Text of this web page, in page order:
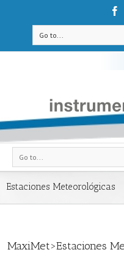
Go to...
Go to...
Estaciones Meteorológicas
MaxiMet>Estaciones